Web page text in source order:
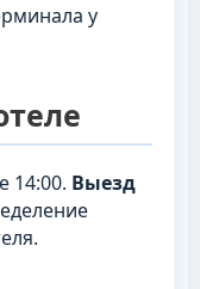
у
14:00. Выезд